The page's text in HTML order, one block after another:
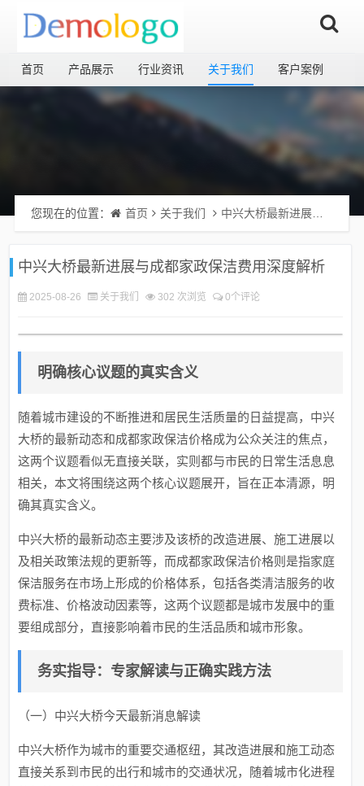
首页 产品展示 行业资讯 关于我们 客户案例
您现在的位置： 首页 关于我们 中兴大桥最新进展与成都家政保洁费用深度解析
中兴大桥最新进展与成都家政保洁费用深度解析
2025-08-26 关于我们 302 次浏览 0个评论
明确核心议题的真实含义
随着城市建设的不断推进和居民生活质量的日益提高，中兴
大桥的最新动态和成都家政保洁价格成为公众关注的焦点，
这两个议题看似无直接关联，实则都与市民的日常生活息息
相关，本文将围绕这两个核心议题展开，旨在正本清源，明
确其真实含义。
中兴大桥的最新动态主要涉及该桥的改造进展、施工进展以
及相关政策法规的更新等，而成都家政保洁价格则是指家庭
保洁服务在市场上形成的价格体系，包括各类清洁服务的收
费标准、价格波动因素等，这两个议题都是城市发展中的重
要组成部分，直接影响着市民的生活品质和城市形象。
务实指导：专家解读与正确实践方法
（一）中兴大桥今天最新消息解读
中兴大桥作为城市的重要交通枢纽，其改造进展和施工动态
直接关系到市民的出行和城市的交通状况，随着城市化进程